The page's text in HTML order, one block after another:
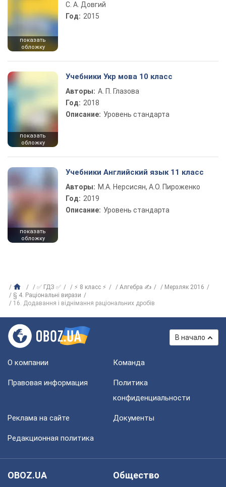
показать
обложку
С. А. Довгий
Год: 2015
показать
обложку
Учебники Укр мова 10 класс
Авторы: А. П. Глазова
Год: 2018
Описание: Уровень стандарта
показать
обложку
Учебники Английский язык 11 класс
Авторы: М.А. Нерсисян, А.О. Пироженко
Год: 2019
Описание: Уровень стандарта
✅ ГДЗ ✅ ⚡ 8 класс ⚡ Алгебра ✍
Мерзляк 2016
§ 4. Раціональні вирази
16. Додавання і віднімання раціональних дробів
В начало
О компании Команда
Правовая информация
Политика
конфиденциальности
Реклама на сайте Документы
Редакционная политика
OBOZ.UA
Общество